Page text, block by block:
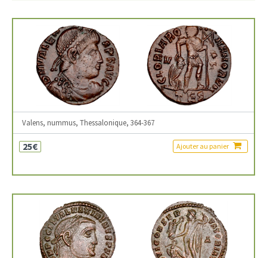
Valens, nummus, Thessalonique, 364-367
25€ Ajouter au panier